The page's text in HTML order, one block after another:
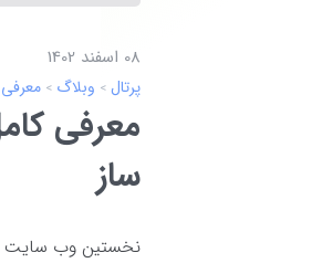
08 اسفند 1402
پرتال وبلاگ
معرفی
ساز